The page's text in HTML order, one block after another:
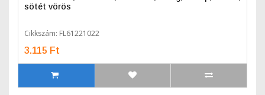
sötét vörös
Cikkszám: FL61221022
3.115 Ft